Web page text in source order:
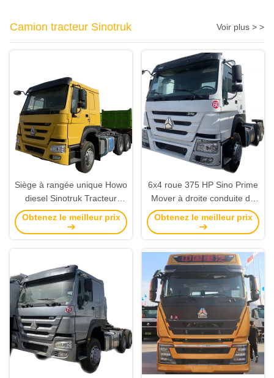
Camion tracteur Sinotruk Voir plus > >
Siège à rangée unique Howo
diesel Sinotruk Tracteur
camion camion lourd Unité
de tracteur 6x4
Obtenez le meilleur prix
6x4 roue 375 HP Sino Prime
Mover à droite conduite de
la main utilisée remorque
tracteur tête de camion
Obtenez le meilleur prix